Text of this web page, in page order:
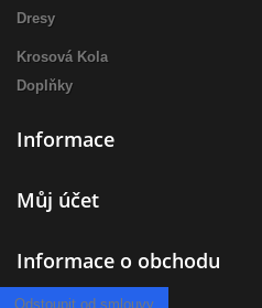
Dresy
Krosová Kola
Doplňky
Informace
Můj účet
Informace o obchodu
Odstoupit od smlouvy